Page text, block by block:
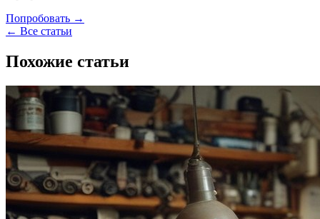
Попробовать →
← Все статьи
Похожие статьи